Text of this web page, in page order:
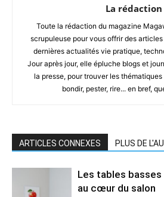
La rédaction
Toute la rédaction du magazine
scrupuleuse pour vous offrir des
dernières actualités vie pratique,
Jour après jour, elle épluche blogs et
la presse, pour trouver les
bondir, pester, rire... en bref,
ARTICLES CONNEXES PLUS DE
Les tables basses
au cœur du salon